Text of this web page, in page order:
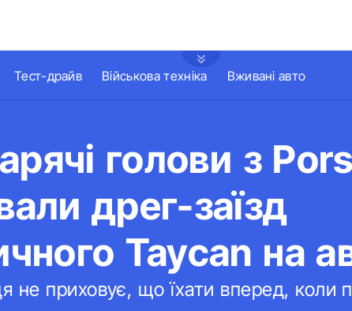
Тест-драйв Військова техніка Вживані авто
голови з
дрег-заїзд
Taycan на
не приховує, що їхати вперед, коли